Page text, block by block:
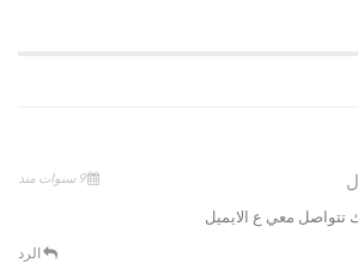
9 سنوات منذ
تتواصل معي ع الايميل
الرد